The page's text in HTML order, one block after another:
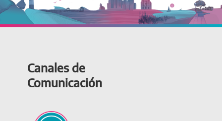
Canales de
Comunicación